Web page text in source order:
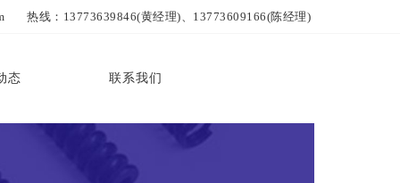
线：13773639846(黄经理)、13773609166(陈经理)
态 联系我们